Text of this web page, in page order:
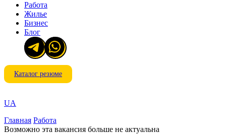
Работа
Жилье
Бизнес
Блог
Каталог резюме
UA
Главная Работа
Возможно эта вакансия больше не актуальна